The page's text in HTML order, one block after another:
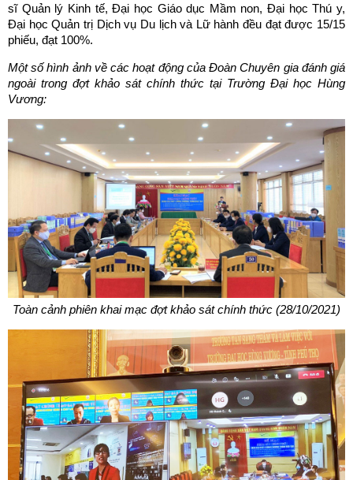
sĩ Quản lý Kinh tế, Đại học Giáo dục Mầm non, Đại học Thú y,
Đại học Quản trị Dịch vụ Du lịch và Lữ hành đều đạt được 15/15
phiếu, đạt 100%.
Một số hình ảnh về các hoạt động của Đoàn Chuyên gia đánh giá
ngoài trong đợt khảo sát chính thức tại Trường Đại học Hùng
Vương:
Toàn cảnh phiên khai mạc đợt khảo sát chính thức (28/10/2021)